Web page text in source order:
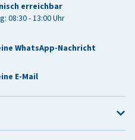
erreichbar
08:30 - 13:00 Uhr
WhatsApp-Nachricht
E-Mail